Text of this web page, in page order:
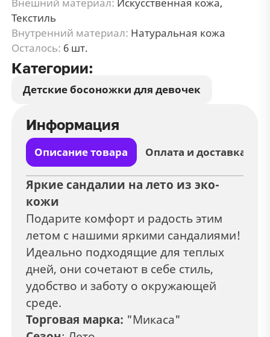
Внешний материал: Искусственная кожа,
Текстиль
Внутренний материал: Натуральная кожа
Осталось: 6 шт.
Категории:
Детские босоножки для девочек
Информация
Описание товара Оплата и доставка
Яркие сандалии на лето из эко-
кожи
Подарите комфорт и радость этим
летом с нашими яркими сандалиями!
Идеально подходящие для теплых
дней, они сочетают в себе стиль,
удобство и заботу о окружающей
среде.
Торговая марка: "Микаса"